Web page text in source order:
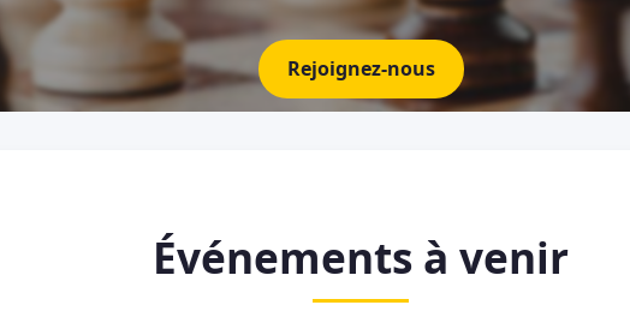
Rejoignez-nous
Événements à venir